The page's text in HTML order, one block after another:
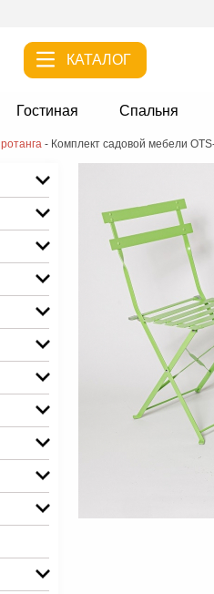
КАТАЛОГ
Гостиная Спальня
- Комплект садовой мебели